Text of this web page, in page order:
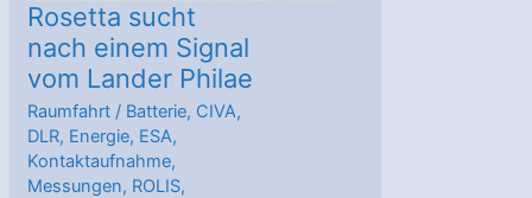
Rosetta sucht
nach einem Signal
vom Lander Philae
Raumfahrt / Batterie, CIVA,
DLR, Energie, ESA,
Kontaktaufnahme,
Messungen, ROLIS,